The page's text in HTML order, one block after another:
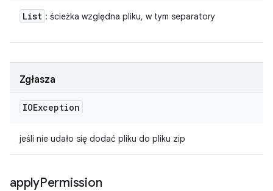
List : ścieżka względna pliku, w tym separatory
Zgłasza
IOException
jeśli nie udało się dodać pliku do pliku zip
applyPermission